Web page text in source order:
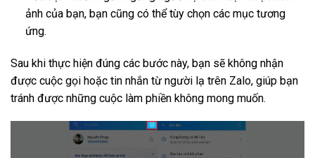
ảnh của bạn, bạn cũng có thể tùy chọn các mục tương
ứng.
Sau khi thực hiện đúng các bước này, bạn sẽ không nhận
được cuộc gọi hoặc tin nhắn từ người lạ trên Zalo, giúp bạn
tránh được những cuộc làm phiền không mong muốn.